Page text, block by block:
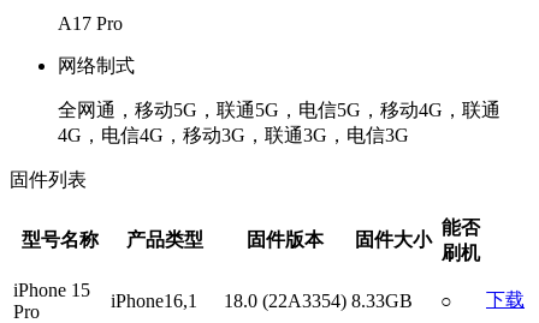
A17 Pro
网络制式
全网通，移动5G，联通5G，电信5G，移动4G，联通
4G，电信4G，移动3G，联通3G，电信3G
固件列表
型号名称 产品类型 固件版本 固件大小
能否
刷机
iPhone 15
Pro
iPhone16,1 18.0 (22A3354) 8.33GB ○ 下载